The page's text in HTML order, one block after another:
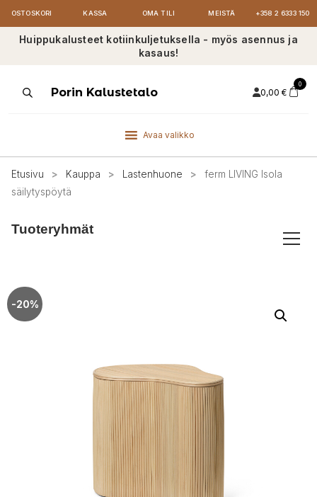
OSTOSKORI KASSA OMA TILI MEISTÄ +358 2 6333 150
Huippukalusteet kotiinkuljetuksella - myös asennus ja
kasaus!
ProductsPorin Kalustetalo 0,00 €
0
Avaa valikko
Etusivu > Kauppa > Lastenhuone >
ferm LIVING Isola
säilytyspöytä
Tuoteryhmät
-20%